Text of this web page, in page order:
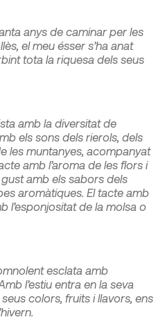
anys de caminar per les
el meu ésser s’ha anat
tota la riquesa dels seus
amb la diversitat de
els sons dels rierols, dels
les muntanyes, acompanyat
amb l’aroma de les flors i
gust amb els sabors dels
aromàtiques. El tacte amb
l’esponjositat de la molsa o
esclata amb
l’estiu entra en la seva
colors, fruits i llavors, ens